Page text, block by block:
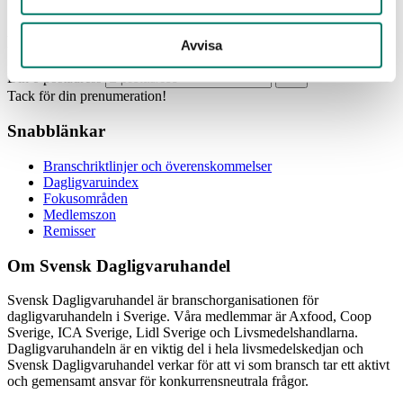
Avvisa
Din e-postadress
Tack för din prenumeration!
Snabblänkar
Branschriktlinjer och överenskommelser
Dagligvaruindex
Fokusområden
Medlemszon
Remisser
Om Svensk Dagligvaruhandel
Svensk Dagligvaruhandel är branschorganisationen för
dagligvaruhandeln i Sverige. Våra medlemmar är Axfood, Coop
Sverige, ICA Sverige, Lidl Sverige och Livsmedelshandlarna.
Dagligvaruhandeln är en viktig del i hela livsmedelskedjan och
Svensk Dagligvaruhandel verkar för att vi som bransch tar ett aktivt
och gemensamt ansvar för konkurrensneutrala frågor.